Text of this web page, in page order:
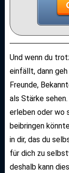
Und wenn du
einfällt, dann
Freunde,
als Stärke
erleben oder wo
beibringen
in dir, das du
für dich zu
deshalb kann